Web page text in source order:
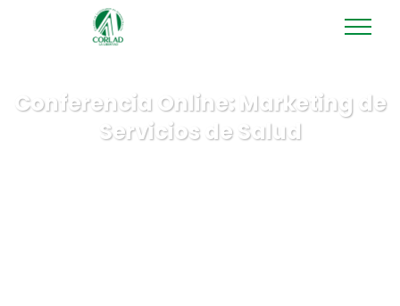
Conferencia Online: Marketing de
Servicios de Salud